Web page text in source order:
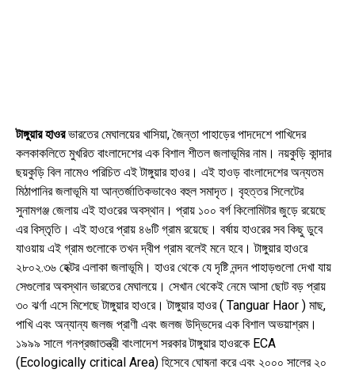
টাঙ্গুয়ার হাওরভারতের মেঘালয়ের খাসিয়া, জৈন্তা পাহাড়ের পাদদেশে পাখিদের
কলকাকলিতে মুখরিত বাংলাদেশের এক বিশাল শীতল জলাভূমির নাম। নয়কুড়ি কান্দার
ছয়কুড়ি বিল নামেও পরিচিত এই টাঙ্গুয়ার হাওর। এই হাওড় বাংলাদেশের অন্যতম
মিঠাপানির জলাভূমি যা আন্তর্জাতিকভাবেও বহুল সমাদৃত। বৃহত্তর সিলেটের
সুনামগঞ্জ জেলায় এই হাওরের অবস্থান। প্রায় ১০০ বর্গ কিলোমিটার জুড়ে রয়েছে
এর বিস্তৃতি। এই হাওরে প্রায় ৪৬টি গ্রাম রয়েছে। বর্ষায় হাওরের সব কিছু ডুবে
যাওয়ায় এই গ্রাম গুলোকে তখন দ্বীপ গ্রাম বলেই মনে হবে। টাঙ্গুয়ার হাওরে
২৮০২.৩৬ হেক্টর এলাকা জলাভূমি। হাওর থেকে যে দৃষ্টি নন্দন পাহাড়গুলো দেখা যায়
সেগুলোর অবস্থান ভারতের মেঘালয়ে। সেখান থেকেই নেমে আসা ছোট বড় প্রায়
৩০ ঝর্ণা এসে মিশেছে টাঙ্গুয়ার হাওরে। টাঙ্গুয়ার হাওর ( Tanguar Haor ) মাছ,
পাখি এবং অন্যান্য জলজ প্রাণী এবং জলজ উদ্ভিদের এক বিশাল অভয়াশ্রম।
১৯৯৯ সালে গনপ্রজাতন্ত্রী বাংলাদেশ সরকার টাঙ্গুয়ার হাওরকে ECA
(Ecologically critical Area) হিসেবে ঘোষনা করে এবং ২০০০ সালের ২০